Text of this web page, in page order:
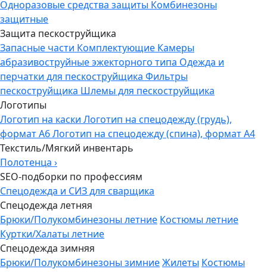
Одноразовые средства защиты Комбинезоны
защитные
Защита пескоструйщика
Запасные части Комплектующие Камеры
абразивоструйные эжекторного типа Одежда и
перчатки для пескоструйщика Фильтры
пескоструйщика Шлемы для пескоструйщика
Логотипы
Логотип на каски Логотип на спецодежду (грудь),
формат А6Логотип на спецодежду (спина), формат А4
Текстиль/Мягкий инвентарь
Полотенца ›
SEO-подборки по профессиям
Спецодежда и СИЗ для сварщика
Спецодежда летняя
Брюки/Полукомбинезоны летние Костюмы летние
Куртки/Халаты летние
Спецодежда зимняя
Брюки/Полукомбинезоны зимниеЖилеты Костюмы